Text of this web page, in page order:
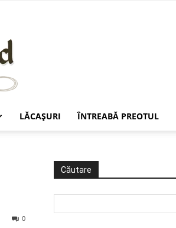
LĂCAŞURI ÎNTREABĂ PREOTUL
0
Căutare